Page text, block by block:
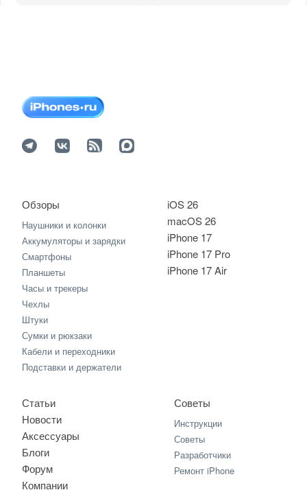
iOS 26
macOS 26
iPhone 17
iPhone 17 Pro
iPhone 17 Air
Обзоры
Наушники и колонки
Аккумуляторы и зарядки
Смартфоны
Планшеты
Часы и трекеры
Чехлы
Штуки
Сумки и рюкзаки
Кабели и переходники
Подставки и держатели
Статьи
Новости
Аксессуары
Блоги
Форум
Компании
Советы
Инструкции
Советы
Разработчики
Ремонт iPhone